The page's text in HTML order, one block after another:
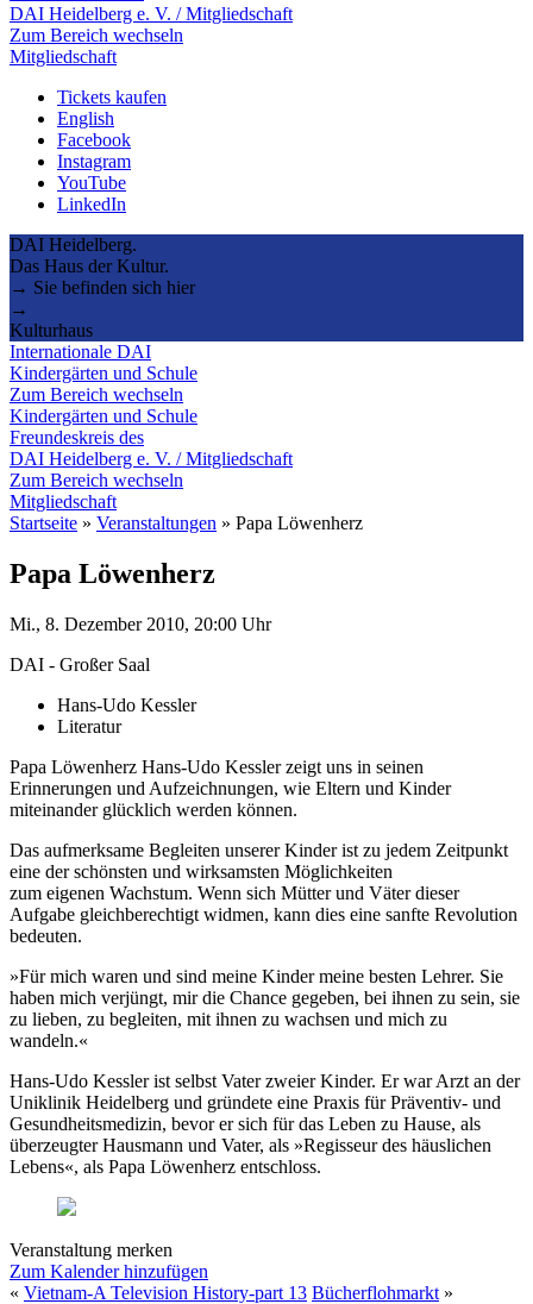
DAI Heidelberg e. V. / Mitgliedschaft
Zum Bereich wechseln
Mitgliedschaft
Tickets kaufen
English
Facebook
Instagram
YouTube
LinkedIn
DAI Heidelberg.
Das Haus der Kultur.
→ Sie befinden sich hier
→
Kulturhaus
Internationale DAI
Kindergärten und Schule
Zum Bereich wechseln
Kindergärten und Schule
Freundeskreis des
DAI Heidelberg e. V. / Mitgliedschaft
Zum Bereich wechseln
Mitgliedschaft
Startseite » Veranstaltungen » Papa Löwenherz
Papa Löwenherz
Mi., 8. Dezember 2010, 20:00 Uhr
DAI - Großer Saal
Hans-Udo Kessler
Literatur
Papa Löwenherz Hans-Udo Kessler zeigt uns in seinen
Erinnerungen und Aufzeichnungen, wie Eltern und Kinder
miteinander glücklich werden können.
Das aufmerksame Begleiten unserer Kinder ist zu jedem Zeitpunkt
eine der schönsten und wirksamsten Möglichkeiten
zum eigenen Wachstum. Wenn sich Mütter und Väter dieser
Aufgabe gleichberechtigt widmen, kann dies eine sanfte Revolution
bedeuten.
»Für mich waren und sind meine Kinder meine besten Lehrer. Sie
haben mich verjüngt, mir die Chance gegeben, bei ihnen zu sein, sie
zu lieben, zu begleiten, mit ihnen zu wachsen und mich zu
wandeln.«
Hans-Udo Kessler ist selbst Vater zweier Kinder. Er war Arzt an der
Uniklinik Heidelberg und gründete eine Praxis für Präventiv- und
Gesundheitsmedizin, bevor er sich für das Leben zu Hause, als
überzeugter Hausmann und Vater, als »Regisseur des häuslichen
Lebens«, als Papa Löwenherz entschloss.
Veranstaltung merken
Zum Kalender hinzufügen
« Vietnam-A Television History-part 13 Bücherflohmarkt »